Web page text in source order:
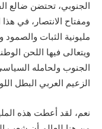
الجنوبي، تحتضن ضالع
مليونية الثبات والصمود
ويتعالى فيها اللحن
الجنوب ولحامله
الزعيم العربي البطل
نعم، لقد أعطت هذه